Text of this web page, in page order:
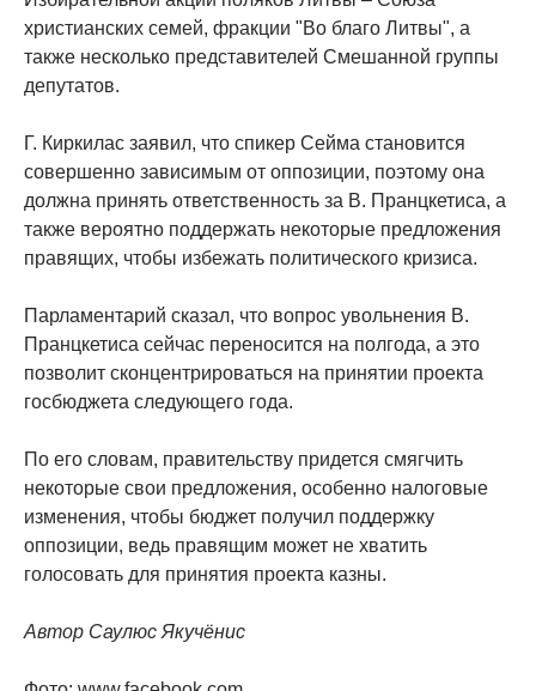
христианских семей, фракции "Во благо Литвы", а
также несколько представителей Смешанной группы
депутатов.
Г. Киркилас заявил, что спикер Сейма становится
совершенно зависимым от оппозиции, поэтому она
должна принять ответственность за В. Пранцкетиса, а
также вероятно поддержать некоторые предложения
правящих, чтобы избежать политического кризиса.
Парламентарий сказал, что вопрос увольнения В.
Пранцкетиса сейчас переносится на полгода, а это
позволит сконцентрироваться на принятии проекта
госбюджета следующего года.
По его словам, правительству придется смягчить
некоторые свои предложения, особенно налоговые
изменения, чтобы бюджет получил поддержку
оппозиции, ведь правящим может не хватить
голосовать для принятия проекта казны.
Автор Саулюс Якучёнис